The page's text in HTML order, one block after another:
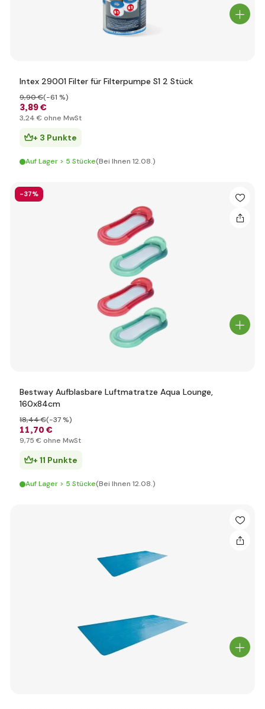
Intex 29001 Filter für Filterpumpe S1 2 Stück
3,89 €
9,90 €(-61 %)
3,24 € ohne MwSt
+ 3 Punkte
Auf Lager > 5 Stücke(Bei Ihnen 12.08.)
-37%
Bestway Aufblasbare Luftmatratze Aqua Lounge,
160x84cm
11,70 €
18,44 €(-37 %)
9,75 € ohne MwSt
+ 11 Punkte
Auf Lager > 5 Stücke(Bei Ihnen 12.08.)